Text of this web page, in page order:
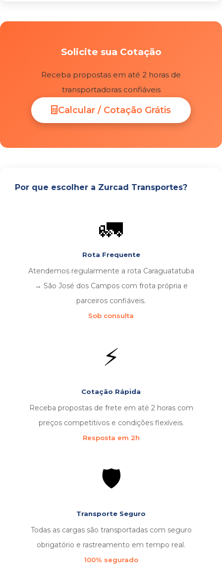
Solicite sua Cotação
Receba propostas em até 2 horas de
transportadoras confiáveis
Calcular / Cotação Grátis
Por que escolher a Zurcad Transportes?
🚛
Rota Frequente
Atendemos regularmente a rota Caraguatatuba
→ São José dos Campos com frota própria e
parceiros confiáveis.
Sob consulta
⚡
Cotação Rápida
Receba propostas de frete em até 2 horas com
preços competitivos e condições flexíveis.
Resposta em 2h
🛡️
Transporte Seguro
Todas as cargas são transportadas com seguro
obrigatório e rastreamento em tempo real.
100% segurado